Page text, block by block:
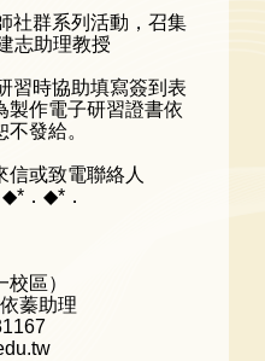
社群系列活動，召集
志助理教授
習時協助填寫簽到表
製作電子研習證書依
發給。
信或致電聯絡人
．◆*．
區）
蓁助理